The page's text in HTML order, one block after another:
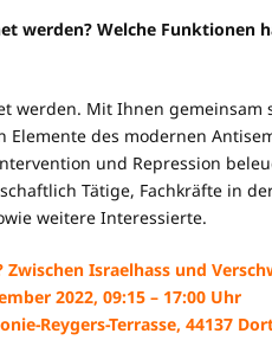
werden? Welche Funktionen
werden. Mit Ihnen gemeinsam
Elemente des modernen
und Repression
Tätige, Fachkräfte in
weitere Interessierte.
Israelhass und
2022, 09:15 – 17:00 Uhr
Reygers-Terrasse, 44137